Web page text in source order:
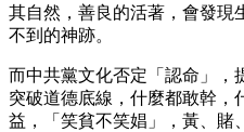
其自然，善良的活著，會發現
不到的神跡。
而中共黨文化否定「認命」，
突破道德底線，什麼都敢幹，
益，「笑貧不笑娼」，黃、賭